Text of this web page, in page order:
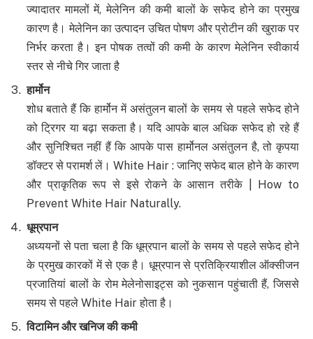
ज्यादातर मामलों में, मेलेनिन की कमी बालों के सफेद होने का प्रमुख
कारण है। मेलेनिन का उत्पादन उचित पोषण और प्रोटीन की खुराक पर
निर्भर करता है। इन पोषक तत्वों की कमी के कारण मेलेनिन स्वीकार्य
स्तर से नीचे गिर जाता है
हार्मोन
शोध बताते हैं कि हार्मोन में असंतुलन बालों के समय से पहले सफेद होने
को ट्रिगर या बढ़ा सकता है। यदि आपके बाल अधिक सफेद हो रहे हैं
और सुनिश्चित नहीं हैं कि आपके पास हार्मोनल असंतुलन है, तो कृपया
डॉक्टर से परामर्श लें। White Hair : जानिए सफेद बाल होने के कारण
और प्राकृतिक रूप से इसे रोकने के आसान तरीके | How to
Prevent White Hair Naturally.
धूम्रपान
अध्ययनों से पता चला है कि धूम्रपान बालों के समय से पहले सफेद होने
के प्रमुख कारकों में से एक है। धूम्रपान से प्रतिक्रियाशील ऑक्सीजन
प्रजातियां बालों के रोम मेलेनोसाइट्स को नुकसान पहुंचाती हैं, जिससे
समय से पहले White Hair होता है।
विटामिन और खनिज की कमी